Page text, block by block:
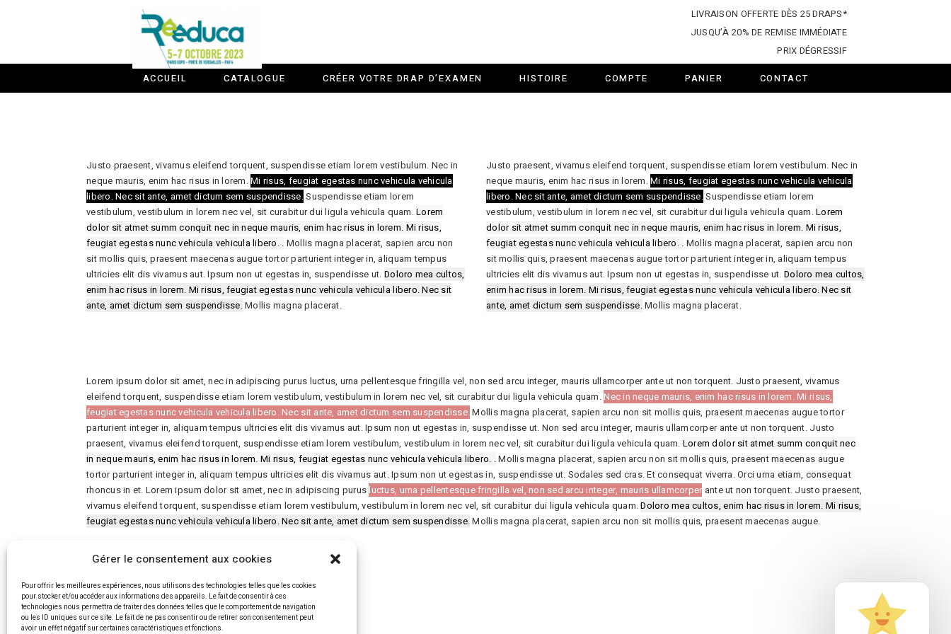
Gérer le consentement aux cookies
Pour offrir les meilleures expériences, nous utilisons des technologies telles que les cookies
pour stocker et/ou accéder aux informations des appareils. Le fait de consentir à ces
technologies nous permettra de traiter des données telles que le comportement de navigation
ou les ID uniques sur ce site. Le fait de ne pas consentir ou de retirer son consentement peut
avoir un effet négatif sur certaines caractéristiques et fonctions.
LIVRAISON OFFERTE DÈS 25 DRAPS*
JUSQU’À 20% DE REMISE IMMÉDIATE
PRIX DÉGRESSIF
ACCUEIL CATALOGUE CRÉER VOTRE DRAP D’EXAMEN HISTOIRE COMPTE PANIER CONTACT
Justo praesent, vivamus eleifend torquent, suspendisse etiam lorem vestibulum. Nec in
neque mauris, enim hac risus in lorem.Mi risus, feugiat egestas nunc vehicula vehicula
libero. Nec sit ante, amet dictum sem suspendisse.Suspendisse etiam lorem
vestibulum, vestibulum in lorem nec vel, sit curabitur dui ligula vehicula quam.Lorem
dolor sit atmet summ conquit nec in neque mauris, enim hac risus in lorem. Mi risus,
feugiat egestas nunc vehicula vehicula libero. . Mollis magna placerat, sapien arcu non
sit mollis quis, praesent maecenas augue tortor parturient integer in, aliquam tempus
ultricies elit dis vivamus aut. Ipsum non ut egestas in, suspendisse ut. Doloro mea cultos,
enim hac risus in lorem. Mi risus, feugiat egestas nunc vehicula vehicula libero. Nec sit
ante, amet dictum sem suspendisse.Mollis magna placerat.
Justo praesent, vivamus eleifend torquent, suspendisse etiam lorem vestibulum. Nec in
neque mauris, enim hac risus in lorem.Mi risus, feugiat egestas nunc vehicula vehicula
libero. Nec sit ante, amet dictum sem suspendisse.Suspendisse etiam lorem
vestibulum, vestibulum in lorem nec vel, sit curabitur dui ligula vehicula quam.Lorem
dolor sit atmet summ conquit nec in neque mauris, enim hac risus in lorem. Mi risus,
feugiat egestas nunc vehicula vehicula libero. . Mollis magna placerat, sapien arcu non
sit mollis quis, praesent maecenas augue tortor parturient integer in, aliquam tempus
ultricies elit dis vivamus aut. Ipsum non ut egestas in, suspendisse ut. Doloro mea cultos,
enim hac risus in lorem. Mi risus, feugiat egestas nunc vehicula vehicula libero. Nec sit
ante, amet dictum sem suspendisse.Mollis magna placerat.
Lorem ipsum dolor sit amet, nec in adipiscing purus luctus, urna pellentesque fringilla vel, non sed arcu integer, mauris ullamcorper ante ut non torquent. Justo praesent, vivamus
eleifend torquent, suspendisse etiam lorem vestibulum, vestibulum in lorem nec vel, sit curabitur dui ligula vehicula quam. Nec in neque mauris, enim hac risus in lorem. Mi risus,
feugiat egestas nunc vehicula vehicula libero. Nec sit ante, amet dictum sem suspendisse.Mollis magna placerat, sapien arcu non sit mollis quis, praesent maecenas augue tortor
parturient integer in, aliquam tempus ultricies elit dis vivamus aut. Ipsum non ut egestas in, suspendisse ut. Non sed arcu integer, mauris ullamcorper ante ut non torquent. Justo
praesent, vivamus eleifend torquent, suspendisse etiam lorem vestibulum, vestibulum in lorem nec vel, sit curabitur dui ligula vehicula quam. Lorem dolor sit atmet summ conquit nec
in neque mauris, enim hac risus in lorem. Mi risus, feugiat egestas nunc vehicula vehicula libero. .Mollis magna placerat, sapien arcu non sit mollis quis, praesent maecenas augue
tortor parturient integer in, aliquam tempus ultricies elit dis vivamus aut. Ipsum non ut egestas in, suspendisse ut. Sodales sed cras. Et consequat viverra. Orci urna etiam, consequat
rhoncus in et. Lorem ipsum dolor sit amet, nec in adipiscing purus luctus, urna pellentesque fringilla vel, non sed arcu integer, mauris ullamcorper ante ut non torquent. Justo praesent,
vivamus eleifend torquent, suspendisse etiam lorem vestibulum, vestibulum in lorem nec vel, sit curabitur dui ligula vehicula quam.Doloro mea cultos, enim hac risus in lorem. Mi risus,
feugiat egestas nunc vehicula vehicula libero. Nec sit ante, amet dictum sem suspendisse.Mollis magna placerat, sapien arcu non sit mollis quis, praesent maecenas augue.